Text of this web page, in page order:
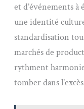
et d’événements
une identité
standardisation
marchés de
rythment
tomber dans